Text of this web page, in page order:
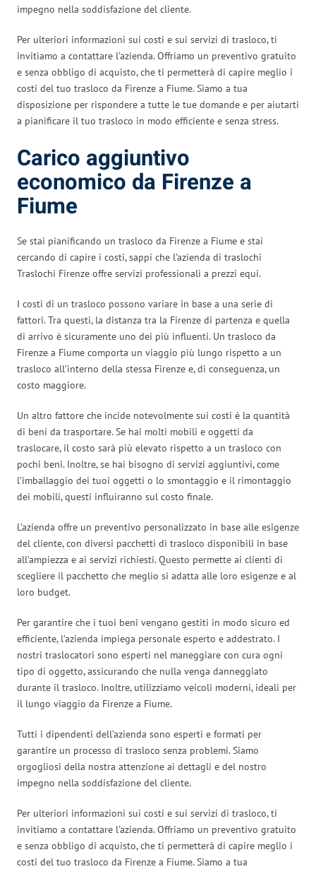
impegno nella soddisfazione del cliente.
Per ulteriori informazioni sui costi e sui servizi di trasloco, ti
invitiamo a contattare l’azienda. Offriamo un preventivo gratuito
e senza obbligo di acquisto, che ti permetterà di capire meglio i
costi del tuo trasloco da Firenze a Fiume. Siamo a tua
disposizione per rispondere a tutte le tue domande e per aiutarti
a pianificare il tuo trasloco in modo efficiente e senza stress.
Carico aggiuntivo
economico da Firenze a
Fiume
Se stai pianificando un trasloco da Firenze a Fiume e stai
cercando di capire i costi, sappi che l’azienda di traslochi
Traslochi Firenze offre servizi professionali a prezzi equi.
I costi di un trasloco possono variare in base a una serie di
fattori. Tra questi, la distanza tra la Firenze di partenza e quella
di arrivo è sicuramente uno dei più influenti. Un trasloco da
Firenze a Fiume comporta un viaggio più lungo rispetto a un
trasloco all’interno della stessa Firenze e, di conseguenza, un
costo maggiore.
Un altro fattore che incide notevolmente sui costi è la quantità
di beni da trasportare. Se hai molti mobili e oggetti da
traslocare, il costo sarà più elevato rispetto a un trasloco con
pochi beni. Inoltre, se hai bisogno di servizi aggiuntivi, come
l’imballaggio dei tuoi oggetti o lo smontaggio e il rimontaggio
dei mobili, questi influiranno sul costo finale.
L’azienda offre un preventivo personalizzato in base alle esigenze
del cliente, con diversi pacchetti di trasloco disponibili in base
all’ampiezza e ai servizi richiesti. Questo permette ai clienti di
scegliere il pacchetto che meglio si adatta alle loro esigenze e al
loro budget.
Per garantire che i tuoi beni vengano gestiti in modo sicuro ed
efficiente, l’azienda impiega personale esperto e addestrato. I
nostri traslocatori sono esperti nel maneggiare con cura ogni
tipo di oggetto, assicurando che nulla venga danneggiato
durante il trasloco. Inoltre, utilizziamo veicoli moderni, ideali per
il lungo viaggio da Firenze a Fiume.
Tutti i dipendenti dell’azienda sono esperti e formati per
garantire un processo di trasloco senza problemi. Siamo
orgogliosi della nostra attenzione ai dettagli e del nostro
impegno nella soddisfazione del cliente.
Per ulteriori informazioni sui costi e sui servizi di trasloco, ti
invitiamo a contattare l’azienda. Offriamo un preventivo gratuito
e senza obbligo di acquisto, che ti permetterà di capire meglio i
costi del tuo trasloco da Firenze a Fiume. Siamo a tua